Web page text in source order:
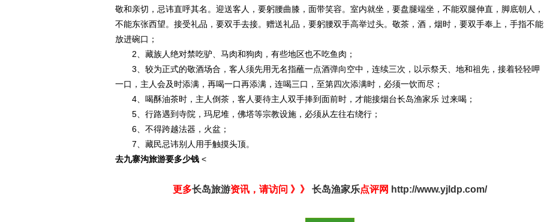
敬和亲切，忌讳直呼其名。迎送客人，要躬腰曲膝，面带笑容。室内就坐，要盘腿端坐，不能双腿伸直，脚底朝人，
不能东张西望。接受礼品，要双手去接。赠送礼品，要躬腰双手高举过头。敬茶，酒，烟时，要双手奉上，手指不能
放进碗口；
2、藏族人绝对禁吃驴、马肉和狗肉，有些地区也不吃鱼肉；
3、较为正式的敬酒场合，客人须先用无名指蘸一点酒弹向空中，连续三次，以示祭天、地和祖先，接着轻轻呷
一口，主人会及时添满，再喝一口再添满，连喝三口，至第四次添满时，必须一饮而尽；
4、喝酥油茶时，主人倒茶，客人要待主人双手捧到面前时，才能接烟台长岛渔家乐 过来喝；
5、行路遇到寺院，玛尼堆，佛塔等宗教设施，必须从左往右绕行；
6、不得跨越法器，火盆；
7、藏民忌讳别人用手触摸头顶。
去九寨沟旅游要多少钱 <
更多长岛旅游资讯，请访问 》》 长岛渔家乐点评网 http://www.yjldp.com/